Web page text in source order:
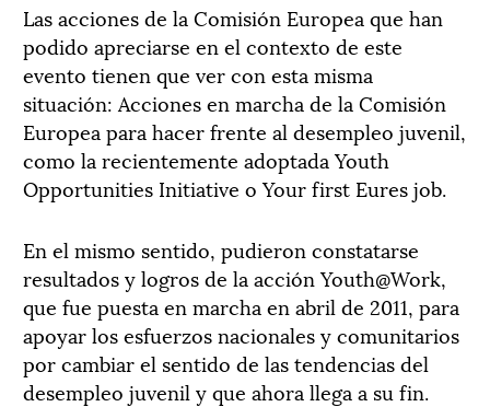
Las acciones de la Comisión Europea que han
podido apreciarse en el contexto de este
evento tienen que ver con esta misma
situación: Acciones en marcha de la Comisión
Europea para hacer frente al desempleo juvenil,
como la recientemente adoptada Youth
Opportunities Initiative o Your first Eures job.
En el mismo sentido, pudieron constatarse
resultados y logros de la acción Youth@Work,
que fue puesta en marcha en abril de 2011, para
apoyar los esfuerzos nacionales y comunitarios
por cambiar el sentido de las tendencias del
desempleo juvenil y que ahora llega a su fin.